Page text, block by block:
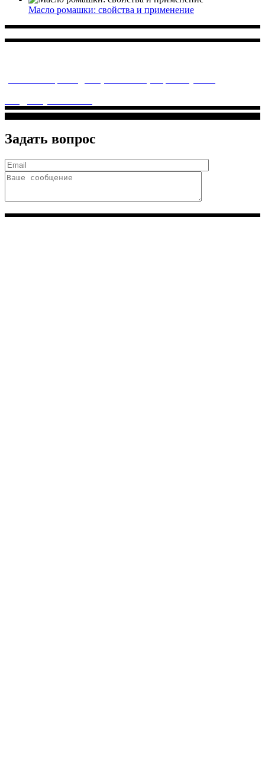
Масло ромашки: свойства и применение
Задать вопрос